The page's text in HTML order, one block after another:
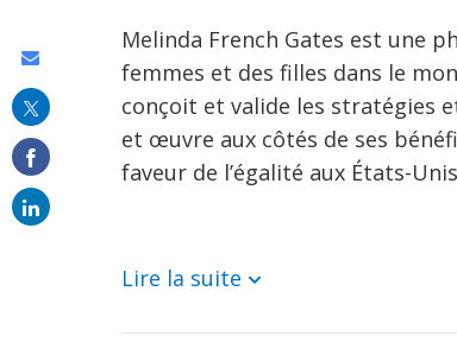
Melinda French Gates est une
femmes et des filles dans le
conçoit et valide les stratégies
et œuvre aux côtés de ses
faveur de l’égalité aux États-
Lire la suite
this
email